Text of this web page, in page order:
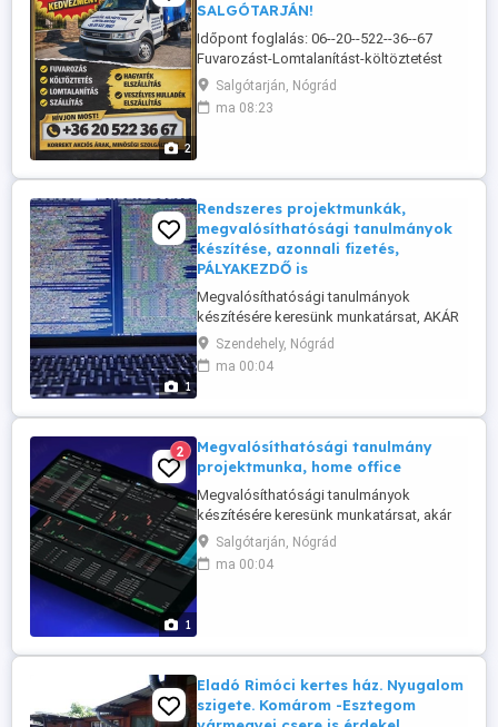
2
SALGÓTARJÁN!
Időpont foglalás: 06--20--522--36--67
Fuvarozást-Lomtalanítást-költöztetést
vállalunk! Gyors és megbízható! időjárás
és évszaktól függetlenül! Amit nyújtunk:
Szuper árak, remek csapat, gyors és
padlások, stb....Teljes ...
Salgótarján, Nógrád
ma 08:23
1
Rendszeres projektmunkák,
megvalósíthatósági tanulmányok
készítése, azonnali fizetés,
PÁLYAKEZDŐ is
Megvalósíthatósági tanulmányok
készítésére keresünk munkatársat, AKÁR
DIÁKMUNKÁST, PÁLYAKEZDŐT IS.
Projektmunka: adatgyűjtés, elemzés,
tervezés, IT és fintech. A munkavégzés
Díjazás: versenyképes, heti fizetés. Ami
szükséges: munkavégzéshez szükséges
komolyság. Ami ...
Szendehely, Nógrád
ma 00:04
1
2
Megvalósíthatósági tanulmány
projektmunka, home office
Megvalósíthatósági tanulmányok
készítésére keresünk munkatársat, akár
PÁLYAKEZDŐT vagy DIÁKMUNKÁST is.
Szakterület: informatika és fintech. A
munka jellege: projektmunka, adatgyűjtés,
munkavégzéshez ...
Salgótarján, Nógrád
ma 00:04
Eladó Rimóci kertes ház. Nyugalom
szigete. Komárom -Esztegom